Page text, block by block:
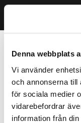
Denna webbplats
Vi använder
och annonserna till
för sociala medier
vidarebefordrar
information från